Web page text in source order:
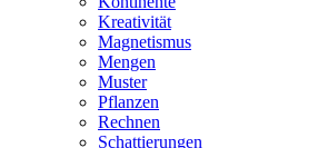
Kreativität
Magnetismus
Mengen
Muster
Pflanzen
Rechnen
Schattierungen